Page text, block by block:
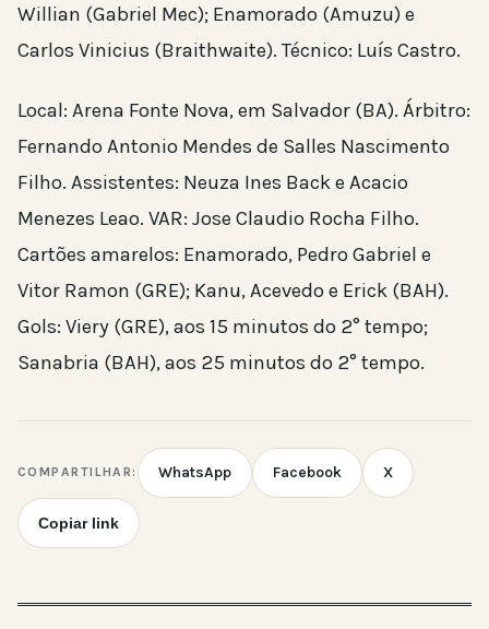
Willian (Gabriel Mec); Enamorado (Amuzu) e
Carlos Vinicius (Braithwaite). Técnico: Luís Castro.
Local: Arena Fonte Nova, em Salvador (BA). Árbitro:
Fernando Antonio Mendes de Salles Nascimento
Filho. Assistentes: Neuza Ines Back e Acacio
Menezes Leao. VAR: Jose Claudio Rocha Filho.
Cartões amarelos: Enamorado, Pedro Gabriel e
Vitor Ramon (GRE); Kanu, Acevedo e Erick (BAH).
Gols: Viery (GRE), aos 15 minutos do 2° tempo;
Sanabria (BAH), aos 25 minutos do 2° tempo.
COMPARTILHAR: WhatsApp Facebook X
Copiar link